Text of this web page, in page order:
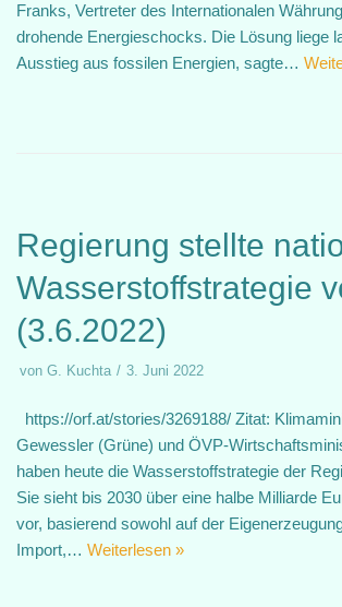
Franks, Vertreter des Internationalen
drohende Energieschocks. Die Lösung liege
Ausstieg aus fossilen Energien, sagte…
Regierung stellte
Wasserstoffstrategie
(3.6.2022)
von G. Kuchta 3. Juni 2022
https://orf.at/stories/3269188/ Zitat:
Gewessler (Grüne) und ÖVP-
haben heute die Wasserstoffstrategie der
Sie sieht bis 2030 über eine halbe Milliarde
vor, basierend sowohl auf der
Import,… Weiterlesen »